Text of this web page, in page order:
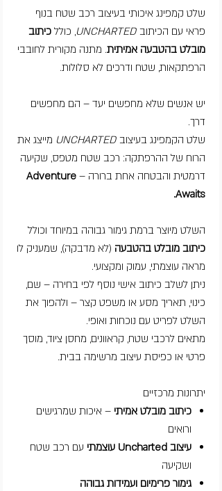
שלט קמפינג איכותי בעיצוב רכב שטח בנוף
פראי עם הכיתוב UNCHARTED, כולל כיתוב
מובלט בהטבעה אמיתית. מתנה מקורית לחובבי
הרפתקאות, שטח ודרכים לא סלולות.
יש אנשים שלא מחפשים יעד – הם מחפשים
דרך.
שלט הקמפינג בעיצוב UNCHARTED מייצג את
הרוח של ההרפתקה: רכב שטח מטפס, שקיעה
דרמטית והבטחה אחת ברורה – Adventure
Awaits.
השלט מיוצר ברמת גימור גבוהה במיוחד וכולל
כיתוב מובלט בהטבעה (לא מדבקה), שמעניק לו
מראה עוצמתי, עמוק ומקצועי.
ניתן לשלב כיתוב אישי נוסף לפי בחירה – שם,
כינוי, תאריך מסע או משפט קצר – ולהפוך את
השלט לפריט עם נוכחות ואופי.
מתאים לרכבי שטח, קראוונים, מחסן ציוד, מוסך
פרטי או כפיסת עיצוב מרשימה בבית.
יתרונות מרכזיים
כיתוב מובלט אמיתי – איכות שמרגישים
ורואים
עיצוב Uncharted עוצמתי
עם רכב שטח
ושקיעה
גימור פרימיום ועמידות גבוהה